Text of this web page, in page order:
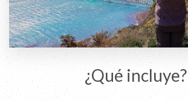
¿Qué incluye?